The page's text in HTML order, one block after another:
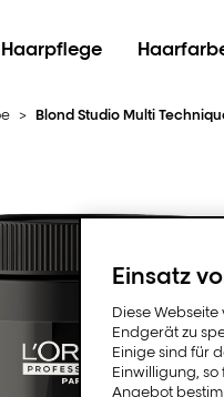
Haarpflege
> Blond Studio Multi
Einsatz
Diese
Endgerät zu
Einige sind für
Einwilligung,
Angebot